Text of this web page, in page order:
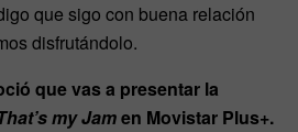
que sigo con buena relación
disfrutándolo.
que vas a presentar la
my Jamen Movistar Plus+.